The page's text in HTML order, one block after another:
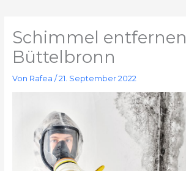
Schimmel entfernen
Büttelbronn
Von Rafea /21. September 2022